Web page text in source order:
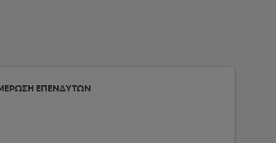
ΕΠΕΝΔΥΤΩΝ